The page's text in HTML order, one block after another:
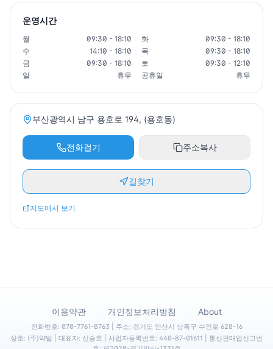
운영시간
월 09:30 - 18:10 화
09:30 - 18:10
수
14:10 - 18:10 목
09:30 - 18:10
금
09:30 - 18:10 토
09:30 - 12:10
일
휴무 공휴일 휴무
부산광역시 남구 용호로 194, (용호동)
전화걸기 주소복사
길찾기
지도에서 보기
이용약관 개인정보처리방침 About
전화번호: 070-7761-8763 | 주소: 경기도 안산시 상록구 수인로 628-16
상호: (주)약발 | 대표자: 신승호 | 사업자등록번호: 440-87-01611 | 통신판매업신고번